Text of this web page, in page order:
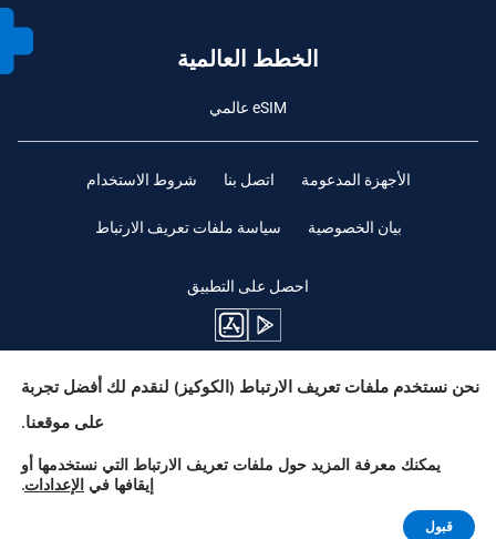
الخطط العالمية
eSIM عالمي
الأجهزة المدعومة اتصل بنا شروط الاستخدام
بيان الخصوصية سياسة ملفات تعريف الارتباط
احصل على التطبيق
ابقوا متابعين
نحن نستخدم ملفات تعريف الارتباط (الكوكيز) لنقدم لك أفضل تجربة
على موقعنا.
يمكنك معرفة المزيد حول ملفات تعريف الارتباط التي نستخدمها أو
إيقافها في الإعدادات.
قبول
Need Help?